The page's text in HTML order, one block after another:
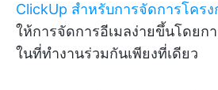
ClickUp สำหรับการจัดการโครง
ให้การจัดการอีเมลง่ายขึ้นโดยก
ในที่ทำงานร่วมกันเพียงที่เดียว